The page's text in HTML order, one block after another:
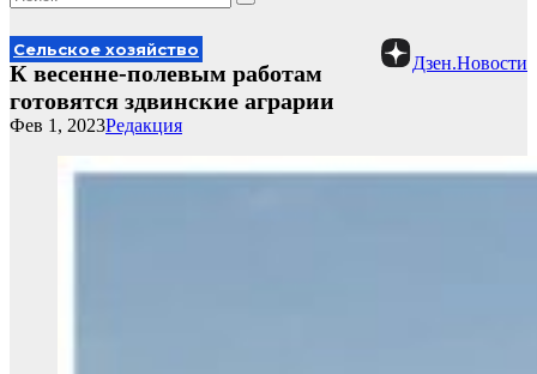
Дзен.Новости
Сельское хозяйство
К весенне-полевым работам
готовятся здвинские аграрии
Редакция
Фев 1, 2023